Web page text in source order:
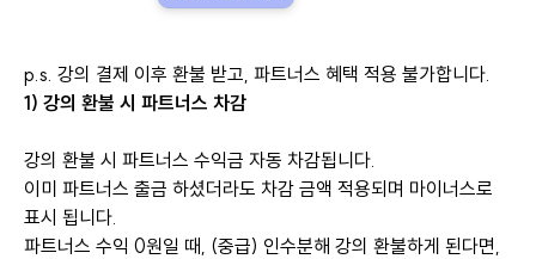
p.s. 강의 결제 이후 환불 받고, 파트너스 혜택 적용 불가합니다.
1) 강의 환불 시 파트너스 차감
강의 환불 시 파트너스 수익금 자동 차감됩니다.
이미 파트너스 출금 하셨더라도 차감 금액 적용되며 마이너스로
표시 됩니다.
파트너스 수익 0원일 때, (중급) 인수분해 강의 환불하게 된다면,